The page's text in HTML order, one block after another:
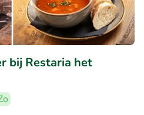
bij Restaria het